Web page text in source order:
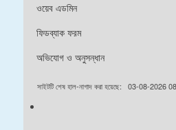
ওয়েব এডমিন
ফিডব্যাক ফরম
অভিযোগ ও অনুসন্ধান
সাইটটি শেষ হাল-নাগাদ করা হয়েছে: 03-08-2026